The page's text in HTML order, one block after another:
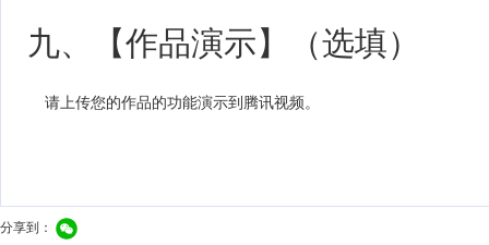
九、【作品演示】（选填）
请上传您的作品的功能演示到腾讯视频。
分享到：